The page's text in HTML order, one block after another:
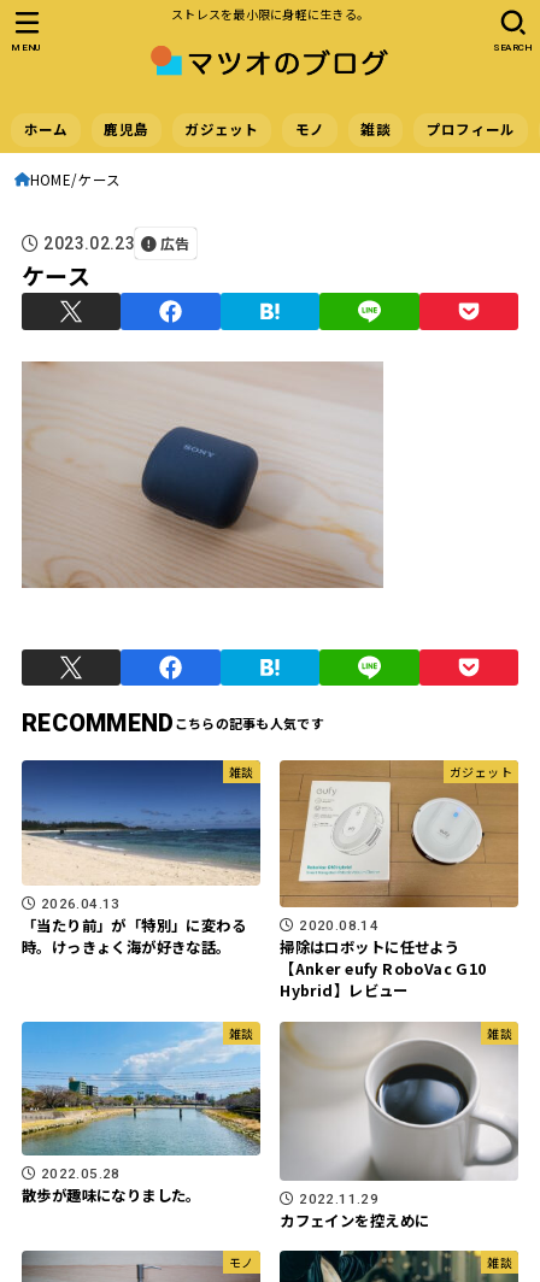
ストレスを最小限に身軽に生きる。
ホーム 鹿児島 ガジェット モノ 雑談 プロフィール
SEARCH
MENU
HOME ケース
2023.02.23 広告
ケース
RECOMMEND
雑談
2026.04.13
「当たり前」が「特別」に変わる
時。けっきょく海が好きな話。
ガジェット
2020.08.14
掃除はロボットに任せよう
【Anker eufy RoboVac G10
Hybrid】レビュー
雑談
2022.05.28
散歩が趣味になりました。
雑談
2022.11.29
カフェインを控えめに
モノ 雑談